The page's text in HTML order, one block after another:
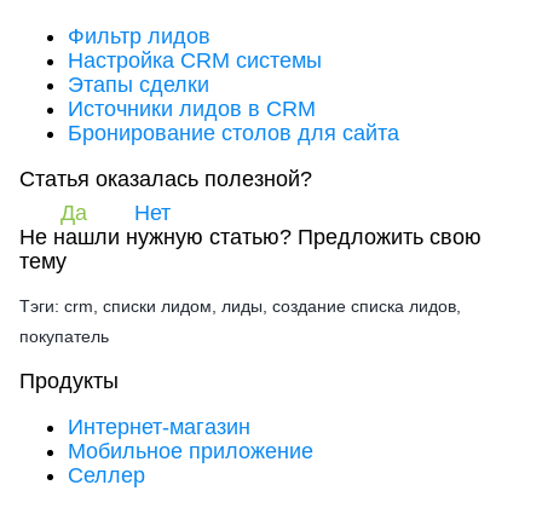
Фильтр лидов
Настройка CRM системы
Этапы сделки
Источники лидов в CRM
Бронирование столов для сайта
Статья оказалась полезной?
Да
Нет
Не нашли нужную статью? Предложить свою
тему
Тэги: crm, списки лидом, лиды, создание списка лидов,
покупатель
Продукты
Интернет-магазин
Мобильное приложение
Селлер